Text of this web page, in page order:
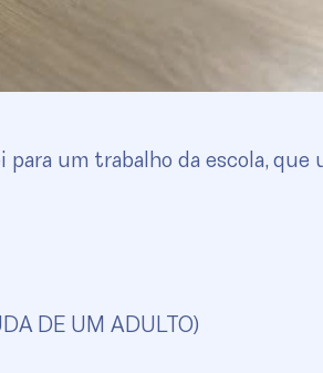
um trabalho da escola, que
DE UM ADULTO)